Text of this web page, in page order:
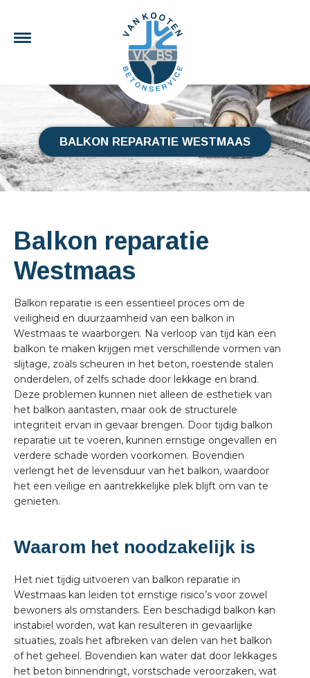
BALKON REPARATIE WESTMAAS
Balkon reparatie
Westmaas
Balkon reparatie is een essentieel proces om de
veiligheid en duurzaamheid van een balkon in
Westmaas te waarborgen. Na verloop van tijd kan een
balkon te maken krijgen met verschillende vormen van
slijtage, zoals scheuren in het beton, roestende stalen
onderdelen, of zelfs schade door lekkage en brand.
Deze problemen kunnen niet alleen de esthetiek van
het balkon aantasten, maar ook de structurele
integriteit ervan in gevaar brengen. Door tijdig balkon
reparatie uit te voeren, kunnen ernstige ongevallen en
verdere schade worden voorkomen. Bovendien
verlengt het de levensduur van het balkon, waardoor
het een veilige en aantrekkelijke plek blijft om van te
genieten.
Waarom het noodzakelijk is
Het niet tijdig uitvoeren van balkon reparatie in
Westmaas kan leiden tot ernstige risico’s voor zowel
bewoners als omstanders. Een beschadigd balkon kan
instabiel worden, wat kan resulteren in gevaarlijke
situaties, zoals het afbreken van delen van het balkon
of het geheel. Bovendien kan water dat door lekkages
het beton binnendringt, vorstschade veroorzaken, wat